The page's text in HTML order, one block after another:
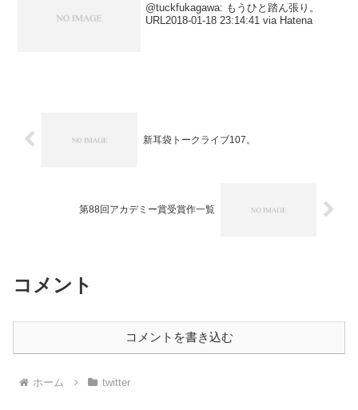
@tuckfukagawa: もうひと踏ん張り。
URL2018-01-18 23:14:41 via Hatena
新耳袋トークライブ107。
第88回アカデミー賞受賞作一覧
コメント
コメントを書き込む
ホーム twitter